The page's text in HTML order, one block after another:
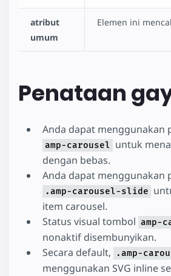
atribut
umum
Elemen ini
Penataan
Anda dapat menggunakan
amp-carousel untuk
dengan bebas.
Anda dapat menggunakan
.amp-carousel-slide
item carousel.
Status visual tombol amp-
nonaktif disembunyikan.
Secara default,
.amp-
menggunakan SVG inline